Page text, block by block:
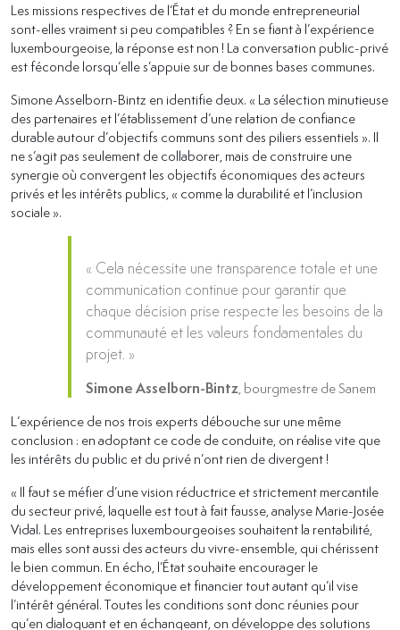
Les missions respectives de l’État et du monde entrepreneurial
sont-elles vraiment si peu compatibles ? En se fiant à l’expérience
luxembourgeoise, la réponse est non ! La conversation public-privé
est féconde lorsqu’elle s’appuie sur de bonnes bases communes.
Simone Asselborn-Bintz en identifie deux. « La sélection minutieuse
des partenaires et l’établissement d’une relation de confiance
durable autour d’objectifs communs sont des piliers essentiels ». Il
ne s’agit pas seulement de collaborer, mais de construire une
synergie où convergent les objectifs économiques des acteurs
privés et les intérêts publics, « comme la durabilité et l’inclusion
sociale ».
« Cela nécessite une transparence totale et une
communication continue pour garantir que
chaque décision prise respecte les besoins de la
communauté et les valeurs fondamentales du
projet. »
Simone Asselborn-Bintz, bourgmestre de Sanem
L’expérience de nos trois experts débouche sur une même
conclusion : en adoptant ce code de conduite, on réalise vite que
les intérêts du public et du privé n’ont rien de divergent !
« Il faut se méfier d’une vision réductrice et strictement mercantile
du secteur privé, laquelle est tout à fait fausse, analyse Marie-Josée
Vidal. Les entreprises luxembourgeoises souhaitent la rentabilité,
mais elles sont aussi des acteurs du vivre-ensemble, qui chérissent
le bien commun. En écho, l’État souhaite encourager le
développement économique et financier tout autant qu’il vise
l’intérêt général. Toutes les conditions sont donc réunies pour
qu’en dialoguant et en échangeant, on développe des solutions